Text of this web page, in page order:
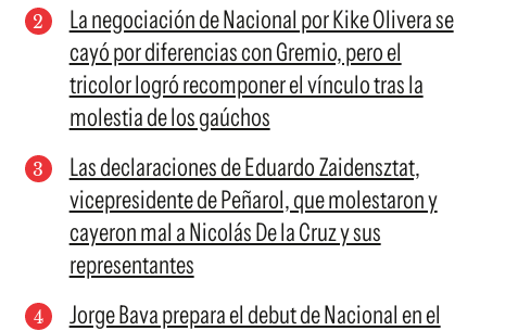
La negociación de Nacional por Kike Olivera se
cayó por diferencias con Gremio, pero el
tricolor logró recomponer el vínculo tras la
molestia de los gaúchos
Las declaraciones de Eduardo Zaidensztat,
vicepresidente de Peñarol, que molestaron y
cayeron mal a Nicolás De la Cruz y sus
representantes
Jorge Bava prepara el debut de Nacional en el